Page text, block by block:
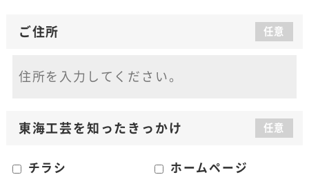
ご住所 任意
東海工芸を知った きっかけ 任意
チラシ ホームページ